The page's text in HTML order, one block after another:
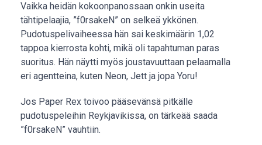
Vaikka heidän kokoonpanossaan onkin useita
tähtipelaajia, ”f0rsakeN” on selkeä ykkönen.
Pudotuspelivaiheessa hän sai keskimäärin 1,02
tappoa kierrosta kohti, mikä oli tapahtuman paras
suoritus. Hän näytti myös joustavuuttaan pelaamalla
eri agentteina, kuten Neon, Jett ja jopa Yoru!
Jos Paper Rex toivoo pääsevänsä pitkälle
pudotuspeleihin Reykjavikissa, on tärkeää saada
”f0rsakeN” vauhtiin.